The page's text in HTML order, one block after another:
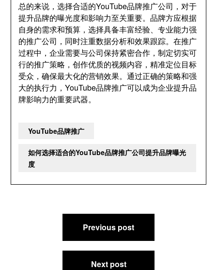
总的来说，选择合适的YouTube品牌推广公司，对于
提升品牌的曝光度和影响力至关重要。品牌方应根据
自身的需求和预算，选择具备丰富经验、专业能力强
的推广公司，同时注重数据分析和效果跟踪。在推广
过程中，企业需要与公司保持紧密合作，制定切实可
行的推广策略，创作优质的视频内容，精准定位目标
受众，确保最大化的营销效果。通过正确的策略和强
大的执行力，YouTube品牌推广可以成为企业提升品
牌影响力的重要武器。
YouTube品牌推广
如何选择适合的YouTube品牌推广公司提升品牌曝光
度
Previous post
Next post